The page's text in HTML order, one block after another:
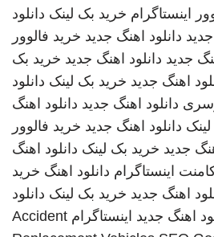
اینستاگرام خرید بک لینک دانلود
دانلود اهنگ جدید خرید فالوور
جدید دانلود اهنگ جدید خرید بک
اهنگ جدید خرید بک لینک دانلود
دانلود اهنگ جدید دانلود اهنگ
دانلود اهنگ جدید خرید فالوور
جدید خرید بک لینک دانلود اهنگ
اینستاگرام دانلود اهنگ خرید
اهنگ جدید خرید بک لینک دانلود
اهنگ جدید اینستاگرام Accident